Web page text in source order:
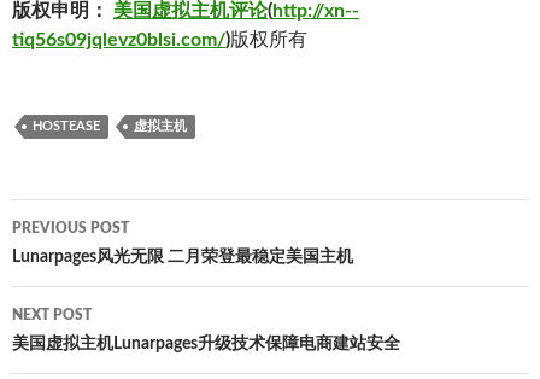
版权申明： 美国虚拟主机评论(http://xn--
tiq56s09jqlevz0blsi.com/)版权所有
HOSTEASE 虚拟主机
Post
navigation
PREVIOUS POST
Lunarpages风光无限 二月荣登最稳定美国主机
NEXT POST
美国虚拟主机Lunarpages升级技术保障电商建站安全